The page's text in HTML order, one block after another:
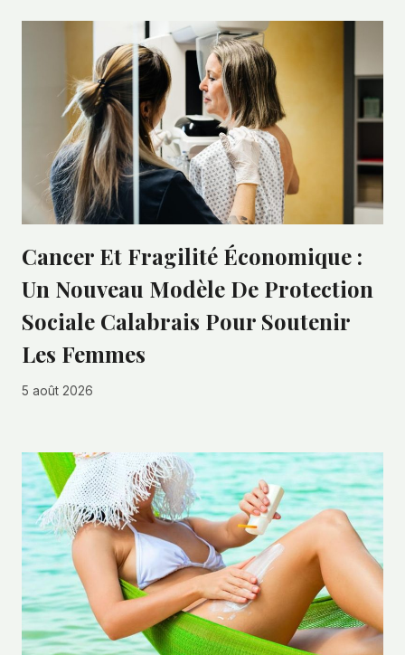
Cancer Et Fragilité Économique :
Un Nouveau Modèle De Protection
Sociale Calabrais Pour Soutenir
Les Femmes
5 août 2026